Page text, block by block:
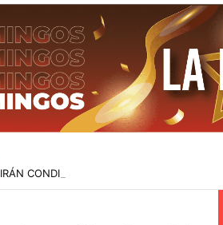
IRÁN CONDICIONA LA REAPERTURA DEL